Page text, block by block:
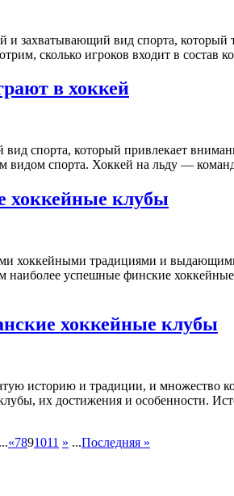
захватывающий вид спорта, который
сколько игроков входит в
в хоккей
спорта, который привлекает
видом спорта. Хоккей на льду —
хоккейные клубы
хоккейными традициями и
наиболее успешные финские
хоккейные клубы
историю и традиции, и множество
их достижения и особенности.
...«7891011 » ...Последняя »